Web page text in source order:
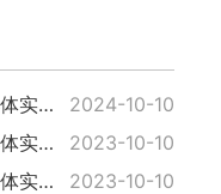
《岳阳楼区关心关爱特殊困难群体实施方案》MG动画
2024-10-10
《岳阳楼区关心关爱特殊困难群体实施方案》政策解读（图解）
2023-10-10
《岳阳楼区关心关爱特殊困难群体实施方案》政策解读
2023-10-10